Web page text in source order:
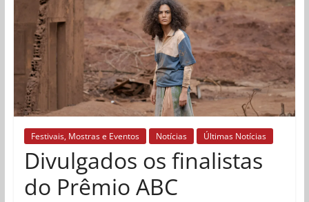
Festivais, Mostras e Eventos Notícias Últimas Notícias
Divulgados os finalistas
do Prêmio ABC